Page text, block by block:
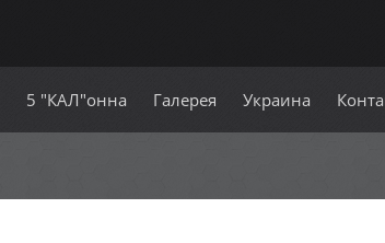
5 "КАЛ"онна Галерея Украина